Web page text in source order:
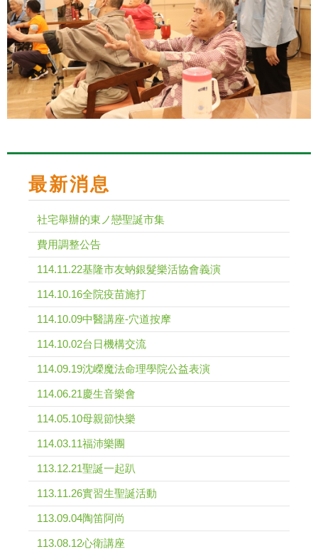
最新消息
社宅舉辦的東ノ戀聖誕市集
費用調整公告
114.11.22基隆市友蚋銀髮樂活協會義演
114.10.16全院疫苗施打
114.10.09中醫講座-穴道按摩
114.10.02台日機構交流
114.09.19沈嶸魔法命理學院公益表演
114.06.21慶生音樂會
114.05.10母親節快樂
114.03.11福沛樂團
113.12.21聖誕一起趴
113.11.26實習生聖誕活動
113.09.04陶笛阿尚
113.08.12心衛講座